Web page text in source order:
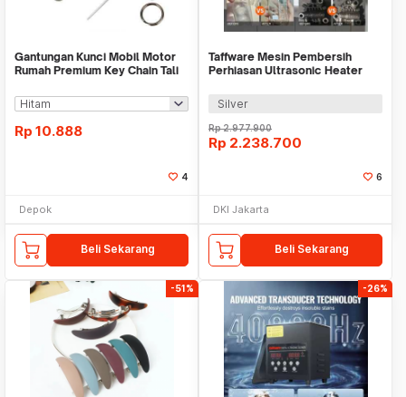
Gantungan Kunci Mobil Motor
Rumah Premium Key Chain Tali
Rp 10.888
4
Depok
Beli Sekarang
Taffware Mesin Pembersih
Perhiasan Ultrasonic Heater
Silver
Rp2.977.900
Rp 2.238.700
6
DKI Jakarta
Beli Sekarang
-51% -26%